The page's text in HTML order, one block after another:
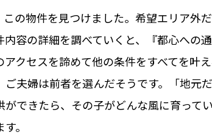
の物件を見つけました。希望エリア外
容の詳細を調べていくと、『都心への通
クセスを諦めて他の条件をすべてを叶
夫婦は前者を選んだそうです。「地元
できたら、その子がどんな風に育ってい
。